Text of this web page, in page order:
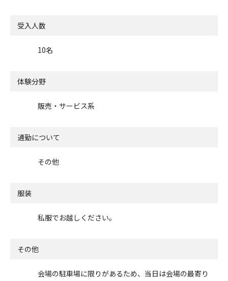
受入人数
10名
体験分野
販売・サービス系
通勤について
その他
服装
私服でお越しください。
その他
会場の駐車場に限りがあるため、当日は会場の最寄り